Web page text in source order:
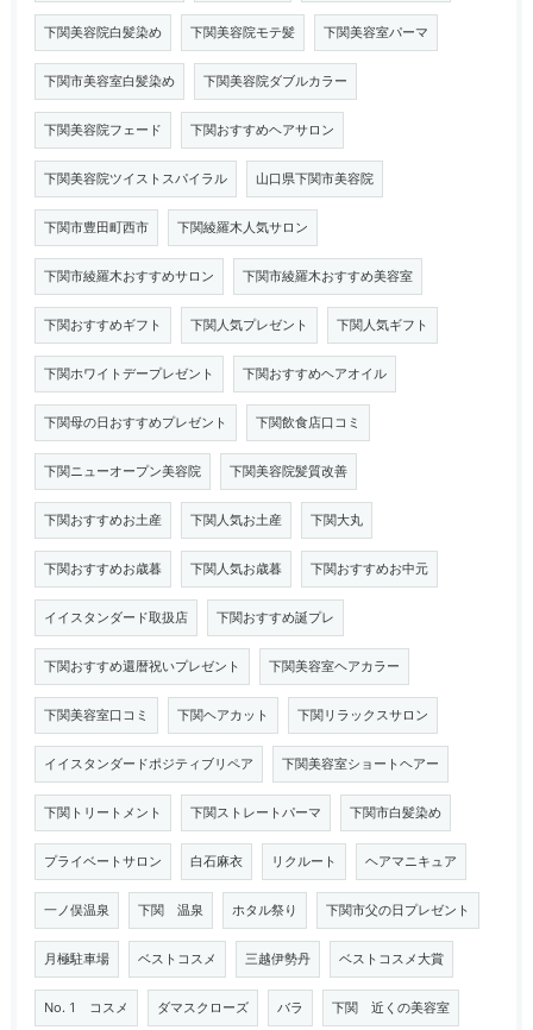
下関美容院白髪染め 下関美容院モテ髪 下関美容室パーマ
下関市美容室白髪染め 下関美容院ダブルカラー
下関美容院フェード 下関おすすめヘアサロン
下関美容院ツイストスパイラル 山口県下関市美容院
下関市豊田町西市 下関綾羅木人気サロン
下関市綾羅木おすすめサロン 下関市綾羅木おすすめ美容室
下関おすすめギフト 下関人気プレゼント 下関人気ギフト
下関ホワイトデープレゼント 下関おすすめヘアオイル
下関母の日おすすめプレゼント 下関飲食店口コミ
下関ニューオープン美容院 下関美容院髪質改善
下関おすすめお土産 下関人気お土産 下関大丸
下関おすすめお歳暮 下関人気お歳暮 下関おすすめお中元
イイスタンダード取扱店 下関おすすめ誕プレ
下関おすすめ還暦祝いプレゼント 下関美容室ヘアカラー
下関美容室口コミ 下関ヘアカット 下関リラックスサロン
イイスタンダードポジティブリペア 下関美容室ショートヘアー
下関トリートメント 下関ストレートパーマ 下関市白髪染め
プライベートサロン 白石麻衣 リクルート ヘアマニキュア
一ノ俣温泉 下関 温泉 ホタル祭り 下関市父の日プレゼント
月極駐車場 ベストコスメ 三越伊勢丹 ベストコスメ大賞
No. 1 コスメ ダマスクローズ バラ 下関 近くの美容室